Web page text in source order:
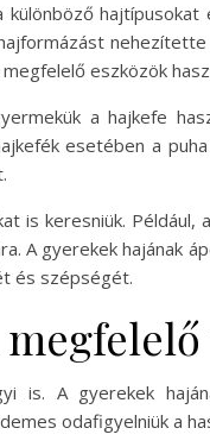
eszközök
a hajkefe
esetében a
is keresniük.
A gyerekek hajának
és szépségét.
is. A gyerekek
odafigyelniük a